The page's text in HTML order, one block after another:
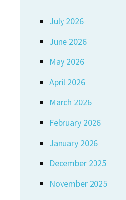
July 2026
June 2026
May 2026
April 2026
March 2026
February 2026
January 2026
December 2025
November 2025